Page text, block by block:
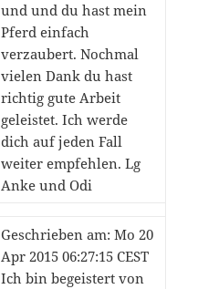
und und du hast mein
Pferd einfach
verzaubert. Nochmal
vielen Dank du hast
richtig gute Arbeit
geleistet. Ich werde
dich auf jeden Fall
weiter empfehlen. Lg
Anke und Odi
Geschrieben am: Mo 20
Apr 2015 06:27:15 CEST
Ich bin begeistert von